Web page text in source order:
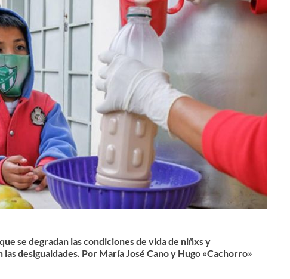
se degradan las condiciones de vida de niñxs y
desigualdades. Por María José Cano y Hugo «Cachorro»